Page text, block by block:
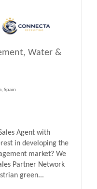
Water &
Spain
Agent with
in developing the
market? We
Partner Network
green...